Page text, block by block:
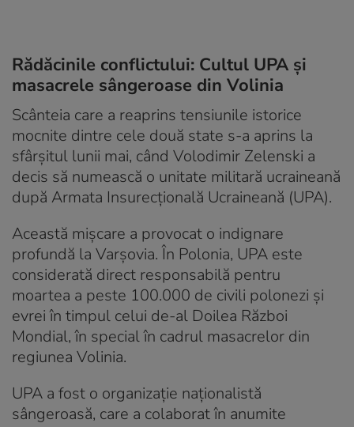
Rădăcinile conflictului: Cultul UPA și
masacrele sângeroase din Volinia
Scânteia care a reaprins tensiunile istorice
mocnite dintre cele două state s-a aprins la
sfârșitul lunii mai, când Volodimir Zelenski a
decis să numească o unitate militară ucraineană
după Armata Insurecțională Ucraineană (UPA).
Această mișcare a provocat o indignare
profundă la Varșovia. În Polonia, UPA este
considerată direct responsabilă pentru
moartea a peste 100.000 de civili polonezi și
evrei în timpul celui de-al Doilea Război
Mondial, în special în cadrul masacrelor din
regiunea Volinia.
UPA a fost o organizație naționalistă
sângeroasă, care a colaborat în anumite